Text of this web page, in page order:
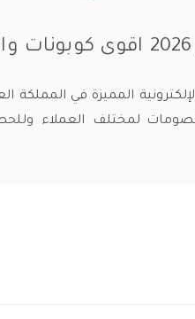
المميزة في المملكة
لمختلف العملاء